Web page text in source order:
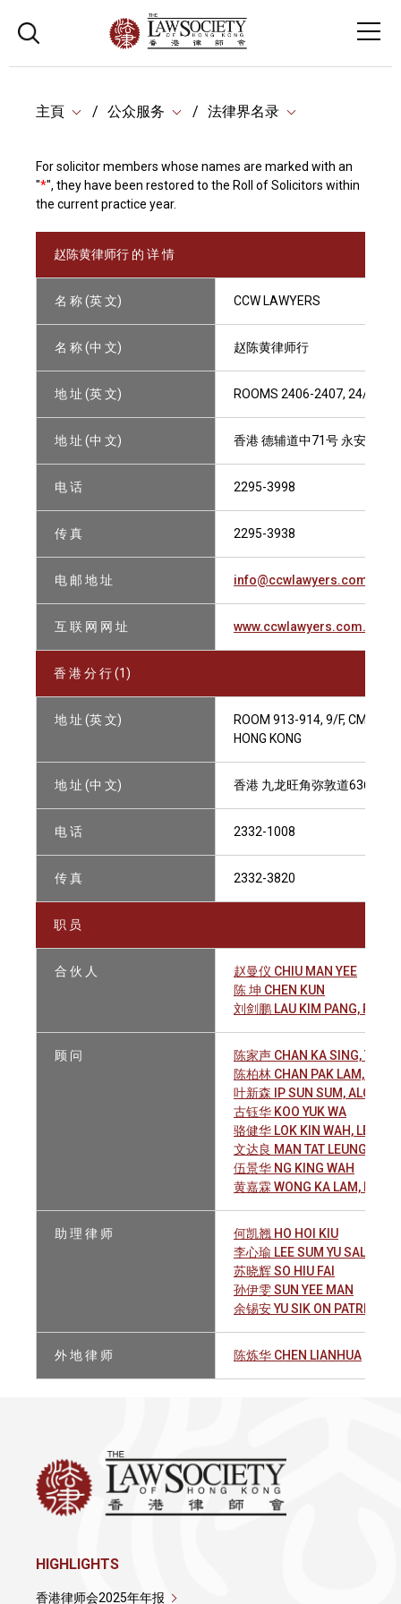
主頁 公众服务 法律界名录
For solicitor members whose names are marked with an
"*", they have been restored to the Roll of Solicitors within
the current practice year.
赵陈黄律师行 的 详 情
名 称 (英 文) CCW LAWYERS
名 称 (中 文) 赵陈黄律师行
地 址 (英 文) ROOMS 2406-2407, 24/F,
地 址 (中 文) 香港 德辅道中71号 永安集团
电 话 2295-3998
传 真 2295-3938
电 邮 地 址 info@ccwlawyers.com.hk
互 联 网 网 址 www.ccwlawyers.com.hk
香 港 分 行 (1)
地 址 (英 文)
ROOM 913-914, 9/F, CMB
HONG KONG
地 址 (中 文) 香港 九龙旺角弥敦道636号
电 话 2332-1008
传 真 2332-3820
职 员
合 伙 人
赵曼仪 CHIU MAN YEE
陈 坤 CHEN KUN
刘剑鹏 LAU KIM PANG,
顾 问
陈家声 CHAN KA SING,
陈柏林 CHAN PAK LAM,
叶新森 IP SUN SUM, ALCID
古钰华 KOO YUK WA
骆健华 LOK KIN WAH, LEO
文达良 MAN TAT LEUNG,
伍景华 NG KING WAH
黄嘉霖 WONG KA LAM, KING
助 理 律 师
何凯翘 HO HOI KIU
李心瑜 LEE SUM YU SALLY
苏晓辉 SO HIU FAI
孙伊雯 SUN YEE MAN
余锡安 YU SIK ON PATRICK
外 地 律 师 陈炼华 CHEN LIANHUA
HIGHLIGHTS
香港律师会2025年年报